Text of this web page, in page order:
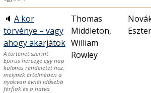
🔈 A kor
törvénye – vagy
ahogy akarjátok
A történet szerint
Epirus hercege egy nap
különös rendeletet hoz,
melynek értelmében a
nyolcvan évnél idősebb
férfiak és a hatva
Thomas
Middleton,
William
Rowley
Eszter